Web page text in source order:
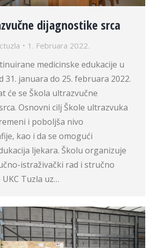
dijagnostike srca
1. Februara 2022.
medicinske edukacije u
31. januara do 25. februara 2022.
će se Škola ultrazvučne
Osnovni cilj Škole ultrazvuka
i poboljša nivo
kao i da se omogući
ljekara. Školu organizuje
istraživački rad i stručno
Tuzla uz…